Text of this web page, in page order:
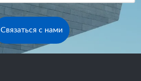
Связаться с нами